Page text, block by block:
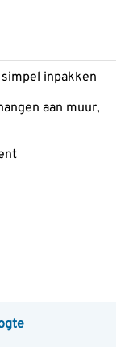
inpakken
aan muur,